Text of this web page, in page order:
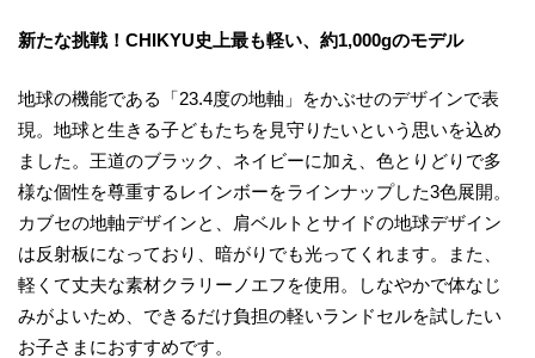
新たな挑戦！CHIKYU史上最も軽い、約1,000gのモデル
地球の機能である「23.4度の地軸」をかぶせのデザインで表
現。地球と生きる子どもたちを見守りたいという思いを込め
ました。王道のブラック、ネイビーに加え、色とりどりで多
様な個性を尊重するレインボーをラインナップした3色展開。
カブセの地軸デザインと、肩ベルトとサイドの地球デザイン
は反射板になっており、暗がりでも光ってくれます。また、
軽くて丈夫な素材クラリーノエフを使用。しなやかで体なじ
みがよいため、できるだけ負担の軽いランドセルを試したい
お子さまにおすすめです。